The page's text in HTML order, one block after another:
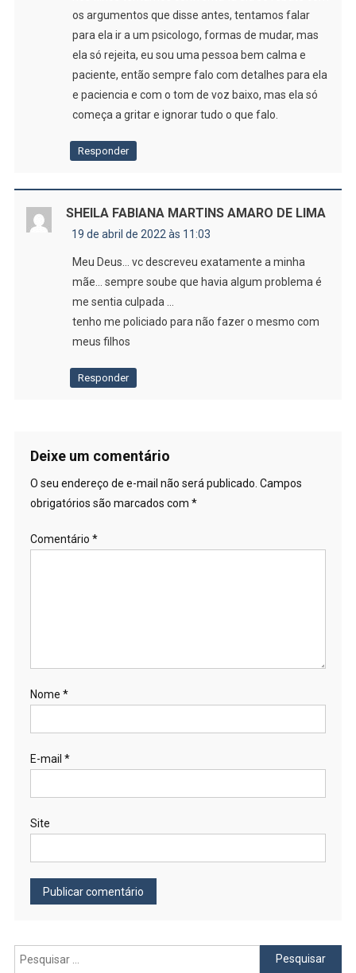
os argumentos que disse antes, tentamos falar
para ela ir a um psicologo, formas de mudar, mas
ela só rejeita, eu sou uma pessoa bem calma e
paciente, então sempre falo com detalhes para ela
e paciencia e com o tom de voz baixo, mas ela só
começa a gritar e ignorar tudo o que falo.
Responder
SHEILA FABIANA MARTINS AMARO DE LIMA
19 de abril de 2022 às 11:03
Meu Deus… vc descreveu exatamente a minha
mãe… sempre soube que havia algum problema é
me sentia culpada …
tenho me policiado para não fazer o mesmo com
meus filhos
Responder
Deixe um comentário
O seu endereço de e-mail não será publicado. Campos
obrigatórios são marcados com *
Comentário *
Nome *
E-mail *
Site
Pesquisar